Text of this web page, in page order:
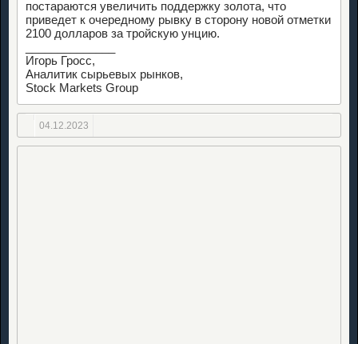
постараются увеличить поддержку золота, что
приведет к очередному рывку в сторону новой отметки
2100 долларов за тройскую унцию.
Игорь Гросс,
Аналитик сырьевых рынков,
Stock Markets Group
04.12.2023